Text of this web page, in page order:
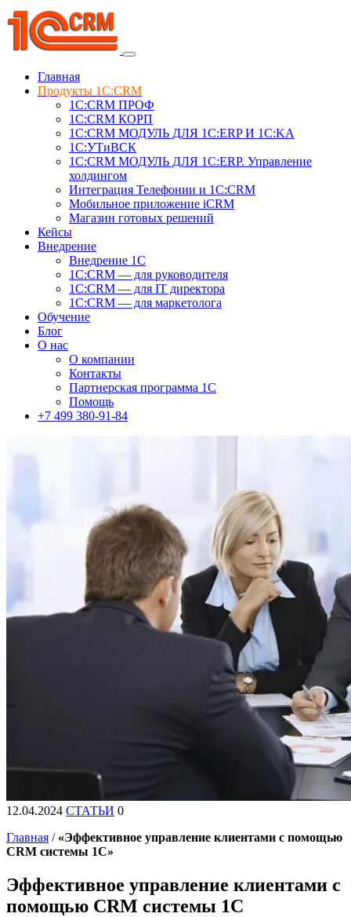
Главная
Продукты 1C:CRM
1С:CRM ПРОФ
1С:CRM КОРП
1С:CRM МОДУЛЬ ДЛЯ 1C:ERP И 1C:KA
1C:УТиВСК
1С:CRM МОДУЛЬ ДЛЯ 1C:ERP. Управление
холдингом
Интеграция Телефонии и 1C:CRM
Мобильное приложение iCRM
Магазин готовых решений
Кейсы
Внедрение
Внедрение 1C
1С:CRM — для руководителя
1С:CRM — для IT директора
1С:CRM — для маркетолога
Обучение
Блог
О нас
О компании
Контакты
Партнерская программа 1С
Помощь
+7 499 380-91-84
12.04.2024 СТАТЬИ 0
Главная / «Эффективное управление клиентами с помощью
CRM системы 1С»
Эффективное управление клиентами с
помощью CRM системы 1С